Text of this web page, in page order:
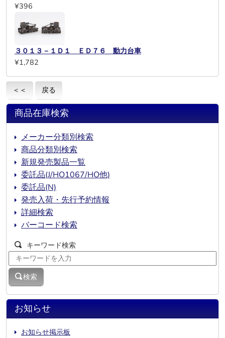
¥396
３０１３－１Ｄ１ ＥＤ７６ 動力台車
¥1,782
＜＜ 戻る
お知らせ
お知らせ掲示板
商品在庫検索
メーカー分類別検索
商品分類別検索
新規発売製品一覧
委託品(J/HO1067/HO他)
委託品(N)
発売入荷・先行予約情報
詳細検索
バーコード検索
キーワード検索
検索